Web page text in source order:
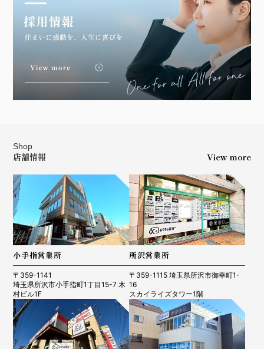
Shop
店舗情報 View more
小手指営業所
〒359-1141
埼玉県所沢市小手指町1丁目15-7 木
村ビル1F
所沢営業所
〒359-1115 埼玉県所沢市御幸町1-
16
スカイライズタワー1階